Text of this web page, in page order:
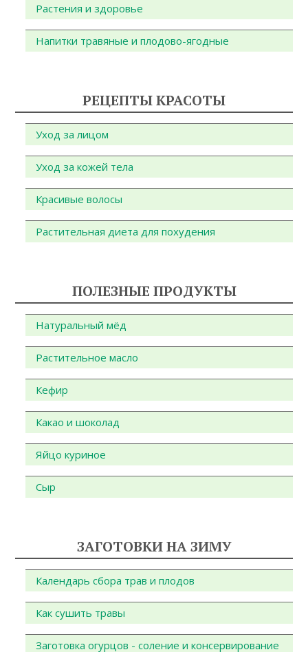
Растения и здоровье
Напитки травяные и плодово-ягодные
РЕЦЕПТЫ КРАСОТЫ
Уход за лицом
Уход за кожей тела
Красивые волосы
Растительная диета для похудения
ПОЛЕЗНЫЕ ПРОДУКТЫ
Натуральный мёд
Растительное масло
Кефир
Какао и шоколад
Яйцо куриное
Сыр
ЗАГОТОВКИ НА ЗИМУ
Календарь сбора трав и плодов
Как сушить травы
Заготовка огурцов - соление и консервирование